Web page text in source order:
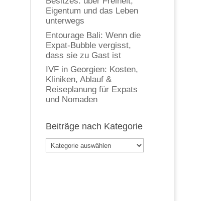
Eigentum und das Leben
unterwegs
Entourage Bali: Wenn die
Expat-Bubble vergisst,
dass sie zu Gast ist
IVF in Georgien: Kosten,
Kliniken, Ablauf &
Reiseplanung für Expats
und Nomaden
Beiträge nach Kategorie
Beiträge
nach